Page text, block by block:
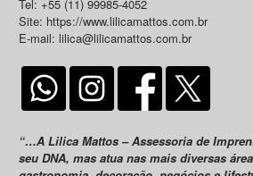
Tel: +55 (11) 99985-4052
Site: https://www.lilicamattos.com.br
E-mail: lilica@lilicamattos.com.br
“…A Lilica Mattos – Assessoria de
seu DNA, mas atua nas mais diversas